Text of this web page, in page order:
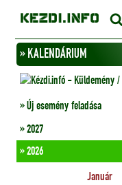
» KALENDÁRIUM
» Új esemény feladása
» 2027
» 2026
Január